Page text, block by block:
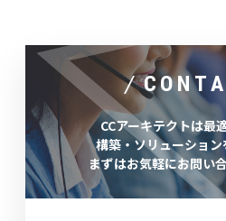
CCアーキテクトは最
構築・ソリューション
まずはお気軽にお問い